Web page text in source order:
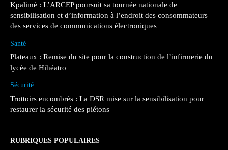
Kpalimé : L’ARCEP poursuit sa tournée nationale de
sensibilisation et d’information à l’endroit des consommateurs
des services de communications électroniques
Santé
Plateaux : Remise du site pour la construction de l’infirmerie du
lycée de Hihéatro
Sécurité
Trottoirs encombrés : La DSR mise sur la sensibilisation pour
restaurer la sécurité des piétons
RUBRIQUES POPULAIRES